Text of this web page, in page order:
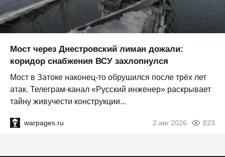
Мост через Днестровский лиман дожали:
коридор снабжения ВСУ захлопнулся
Мост в Затоке наконец-то обрушился после трёх лет
атак. Телеграм-канал «Русский инженер» раскрывает
тайну живучести конструкции...
warpages.ru 2 авг 2026 823